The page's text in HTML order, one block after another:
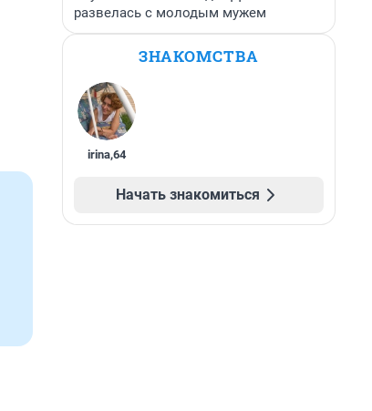
развелась с молодым мужем
ЗНАКОМСТВА
irina,64
Начать знакомиться